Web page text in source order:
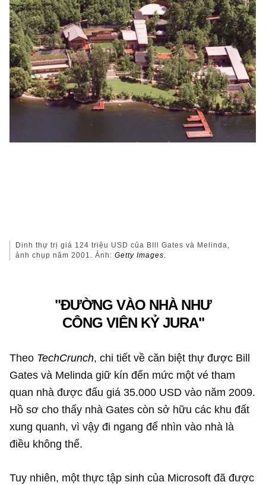
Dinh thự trị giá 124 triệu USD của BIll Gates và Melinda,
ảnh chụp năm 2001. Ảnh:Getty Images.
"ĐƯỜNG VÀO NHÀ NHƯ
CÔNG VIÊN KỶ JURA"
Theo TechCrunch, chi tiết về căn biệt thự được Bill
Gates và Melinda giữ kín đến mức một vé tham
quan nhà được đấu giá 35.000 USD vào năm 2009.
Hồ sơ cho thấy nhà Gates còn sở hữu các khu đất
xung quanh, vì vậy đi ngang để nhìn vào nhà là
điều không thể.
Tuy nhiên, một thực tập sinh của Microsoft đã được